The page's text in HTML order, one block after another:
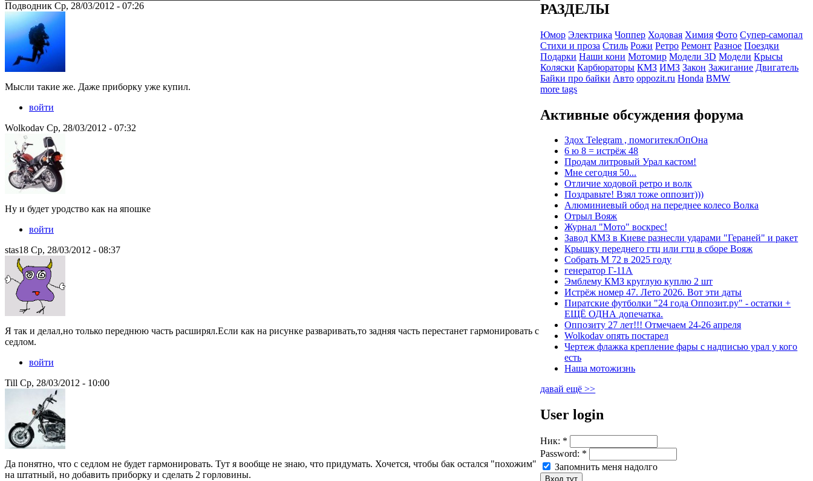
Подводник Ср, 28/03/2012 - 07:26
Мысли такие же. Даже приборку уже купил.
войти
Wolkodav Ср, 28/03/2012 - 07:32
Ну и будет уродство как на япошке
войти
stas18 Ср, 28/03/2012 - 08:37
Я так и делал,но только переднюю часть расширял.Если как на рисунке разваривать,то задняя часть перестанет гармонировать с
седлом.
войти
Till Ср, 28/03/2012 - 10:00
Да понятно, что с седлом не будет гармонировать. Тут я вообще не знаю, что придумать. Хочется, чтобы бак остался "похожим"
на штатный, но добавить приборку и сделать 2 горловины.
РАЗДЕЛЫ
Юмор Электрика Чоппер Ходовая Химия Фото Супер-самопал
Стихи и проза Стиль Рожи Ретро Ремонт Разное Поездки
Подарки Наши кони Мотомир Модели 3D Модели Крысы
Коляски Карбюраторы КМЗ ИМЗ Закон Зажигание Двигатель
Байки про байки Авто oppozit.ru Honda BMW
more tags
Активные обсуждения форума
Здох Telegram , помогитеклОпОна
6 ю 8 = истрёж 48
Продам литровый Урал кастом!
Мне сегодня 50...
Отличие ходовой ретро и волк
Поздравьте! Взял тоже оппозит)))
Алюминиевый обод на переднее колесо Волка
Отрыл Вояж
Журнал "Мото" воскрес!
Завод КМЗ в Киеве разнесли ударами "Гераней" и ракет
Крышку переднего гтц или гтц в сборе Вояж
Собрать М 72 в 2025 году
генератор Г-11А
Эмблему КМЗ круглую куплю 2 шт
Истрёж номер 47. Лето 2026. Вот эти даты
Пиратские футболки "24 года Оппозит.ру" - остатки +
ЕЩЁ ОДНА допечатка.
Оппозиту 27 лет!!! Отмечаем 24-26 апреля
Wolkodav опять постарел
Чертеж флажка крепление фары с надписью урал у кого
есть
Наша мотожизнь
давай ещё >>
User login
Ник: *
Password: *
Запомнить меня надолго